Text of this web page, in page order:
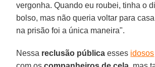
vergonha. Quando eu roubei, tinha o
bolso, mas não queria voltar para
na prisão foi a única maneira".
Nessa reclusão pública esses idosos